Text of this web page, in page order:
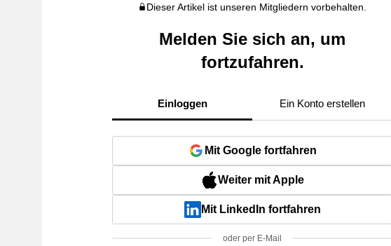
Dieser Artikel ist unseren Mitgliedern vorbehalten.
Melden Sie sich an, um
fortzufahren.
Einloggen Ein Konto erstellen
Mit Google fortfahren
Weiter mit Apple
Mit LinkedIn fortfahren
oder per E-Mail